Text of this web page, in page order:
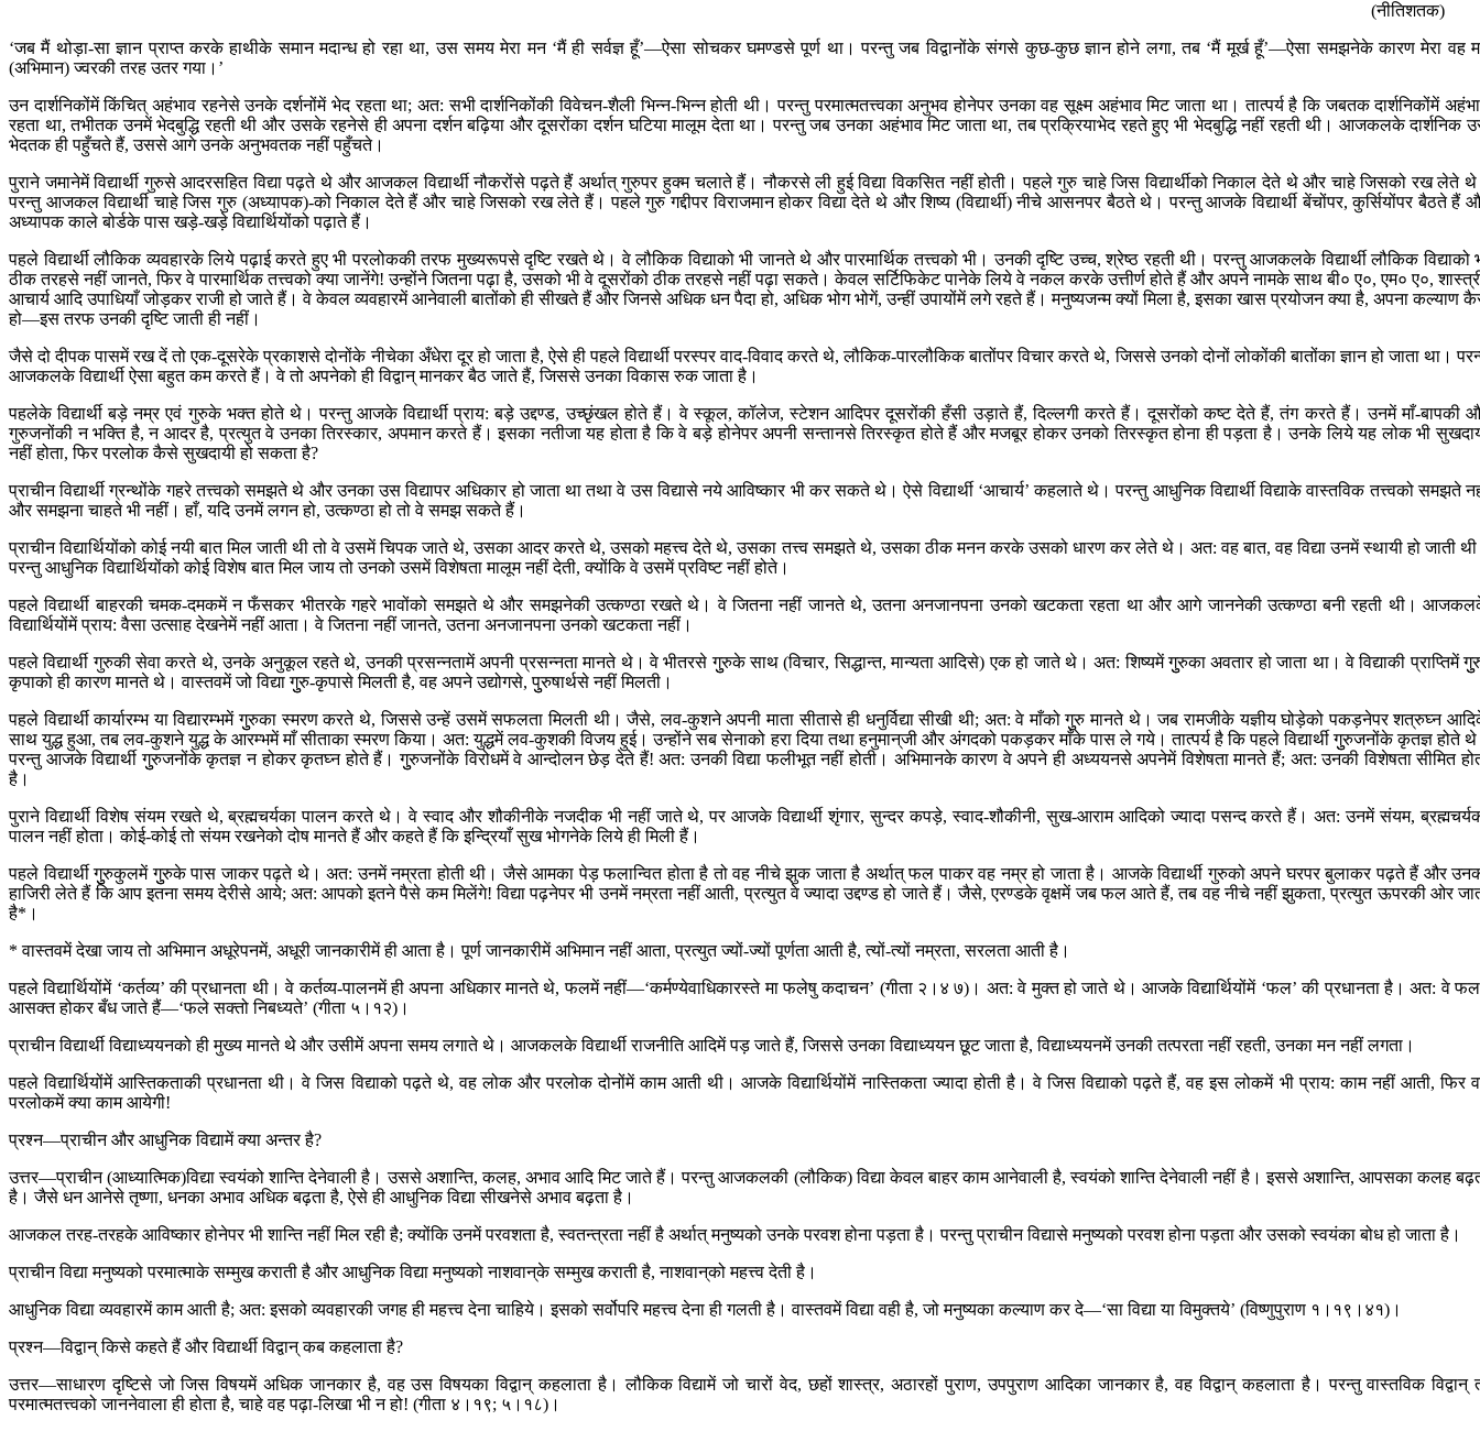
(नीतिशतक)
‘जब मैं थोड़ा-सा ज्ञान प्राप्त करके हाथीके समान मदान्ध हो रहा था, उस समय मेरा मन ‘मैं ही सर्वज्ञ हूँ’—ऐसा सोचकर घमण्डसे पूर्ण था। परन्तु जब विद्वानोंके संगसे कुछ-कुछ ज्ञान होने लगा, तब ‘मैं मूर्ख हूँ’—ऐसा समझनेके कारण मेरा वह
(अभिमान) ज्वरकी तरह उतर गया।’
उन दार्शनिकोंमें किंचित् अहंभाव रहनेसे उनके दर्शनोंमें भेद रहता था; अत: सभी दार्शनिकोंकी विवेचन-शैली भिन्न-भिन्न होती थी। परन्तु परमात्मतत्त्वका अनुभव होनेपर उनका वह सूक्ष्म अहंभाव मिट जाता था। तात्पर्य है कि जबतक दार्शनिकोंमें
रहता था, तभीतक उनमें भेदबुद्धि रहती थी और उसके रहनेसे ही अपना दर्शन बढ़िया और दूसरोंका दर्शन घटिया मालूम देता था। परन्तु जब उनका अहंभाव मिट जाता था, तब प्रक्रियाभेद रहते हुए भी भेदबुद्धि नहीं रहती थी। आजकलके दार्शनिक
भेदतक ही पहुँचते हैं, उससे आगे उनके अनुभवतक नहीं पहुँचते।
पुराने जमानेमें विद्यार्थी गुरुसे आदरसहित विद्या पढ़ते थे और आजकल विद्यार्थी नौकरोंसे पढ़ते हैं अर्थात् गुरुपर हुक्म चलाते हैं। नौकरसे ली हुई विद्या विकसित नहीं होती। पहले गुरु चाहे जिस विद्यार्थीको निकाल देते थे और चाहे जिसको रख लेते
परन्तु आजकल विद्यार्थी चाहे जिस गुरु (अध्यापक)-को निकाल देते हैं और चाहे जिसको रख लेते हैं। पहले गुरु गद्दीपर विराजमान होकर विद्या देते थे और शिष्य (विद्यार्थी) नीचे आसनपर बैठते थे। परन्तु आजके विद्यार्थी बेंचोंपर, कुर्सियोंपर बैठते हैं
अध्यापक काले बोर्डके पास खड़े-खड़े विद्यार्थियोंको पढ़ाते हैं।
पहले विद्यार्थी लौकिक व्यवहारके लिये पढ़ाई करते हुए भी परलोककी तरफ मुख्यरूपसे दृष्टि रखते थे। वे लौकिक विद्याको भी जानते थे और पारमार्थिक तत्त्वको भी। उनकी दृष्टि उच्च, श्रेष्ठ रहती थी। परन्तु आजकलके विद्यार्थी लौकिक विद्याको
ठीक तरहसे नहीं जानते, फिर वे पारमार्थिक तत्त्वको क्या जानेंगे! उन्होंने जितना पढ़ा है, उसको भी वे दूसरोंको ठीक तरहसे नहीं पढ़ा सकते। केवल सर्टिफिकेट पानेके लिये वे नकल करके उत्तीर्ण होते हैं और अपने नामके साथ बी० ए०, एम० ए०,
आचार्य आदि उपाधियाँ जोड़कर राजी हो जाते हैं। वे केवल व्यवहारमें आनेवाली बातोंको ही सीखते हैं और जिनसे अधिक धन पैदा हो, अधिक भोग भोगें, उन्हीं उपायोंमें लगे रहते हैं। मनुष्यजन्म क्यों मिला है, इसका खास प्रयोजन क्या है, अपना कल्याण
हो—इस तरफ उनकी दृष्टि जाती ही नहीं।
जैसे दो दीपक पासमें रख दें तो एक-दूसरेके प्रकाशसे दोनोंके नीचेका अँधेरा दूर हो जाता है, ऐसे ही पहले विद्यार्थी परस्पर वाद-विवाद करते थे, लौकिक-पारलौकिक बातोंपर विचार करते थे, जिससे उनको दोनों लोकोंकी बातोंका ज्ञान हो जाता था।
आजकलके विद्यार्थी ऐसा बहुत कम करते हैं। वे तो अपनेको ही विद्वान् मानकर बैठ जाते हैं, जिससे उनका विकास रुक जाता है।
पहलेके विद्यार्थी बड़े नम्र एवं गुरुके भक्त होते थे। परन्तु आजके विद्यार्थी प्राय: बड़े उद्दण्ड, उच्छृंखल होते हैं। वे स्कूल, कॉलेज, स्टेशन आदिपर दूसरोंकी हँसी उड़ाते हैं, दिल्लगी करते हैं। दूसरोंको कष्ट देते हैं, तंग करते हैं। उनमें माँ-बापकी
गुरुजनोंकी न भक्ति है, न आदर है, प्रत्युत वे उनका तिरस्कार, अपमान करते हैं। इसका नतीजा यह होता है कि वे बड़े होनेपर अपनी सन्तानसे तिरस्कृत होते हैं और मजबूर होकर उनको तिरस्कृत होना ही पड़ता है। उनके लिये यह लोक भी
नहीं होता, फिर परलोक कैसे सुखदायी हो सकता है?
प्राचीन विद्यार्थी ग्रन्थोंके गहरे तत्त्वको समझते थे और उनका उस विद्यापर अधिकार हो जाता था तथा वे उस विद्यासे नये आविष्कार भी कर सकते थे। ऐसे विद्यार्थी ‘आचार्य’ कहलाते थे। परन्तु आधुनिक विद्यार्थी विद्याके वास्तविक तत्त्वको समझते
और समझना चाहते भी नहीं। हाँ, यदि उनमें लगन हो, उत्कण्ठा हो तो वे समझ सकते हैं।
प्राचीन विद्यार्थियोंको कोई नयी बात मिल जाती थी तो वे उसमें चिपक जाते थे, उसका आदर करते थे, उसको महत्त्व देते थे, उसका तत्त्व समझते थे, उसका ठीक मनन करके उसको धारण कर लेते थे। अत: वह बात, वह विद्या उनमें स्थायी हो जाती
परन्तु आधुनिक विद्यार्थियोंको कोई विशेष बात मिल जाय तो उनको उसमें विशेषता मालूम नहीं देती, क्योंकि वे उसमें प्रविष्ट नहीं होते।
पहले विद्यार्थी बाहरकी चमक-दमकमें न फँसकर भीतरके गहरे भावोंको समझते थे और समझनेकी उत्कण्ठा रखते थे। वे जितना नहीं जानते थे, उतना अनजानपना उनको खटकता रहता था और आगे जाननेकी उत्कण्ठा बनी रहती थी।
विद्यार्थियोंमें प्राय: वैसा उत्साह देखनेमें नहीं आता। वे जितना नहीं जानते, उतना अनजानपना उनको खटकता नहीं।
पहले विद्यार्थी गुरुकी सेवा करते थे, उनके अनुकूल रहते थे, उनकी प्रसन्नतामें अपनी प्रसन्नता मानते थे। वे भीतरसे गुुरुके साथ (विचार, सिद्धान्त, मान्यता आदिसे) एक हो जाते थे। अत: शिष्यमें गुुरुका अवतार हो जाता था। वे विद्याकी प्राप्तिमें
कृपाको ही कारण मानते थे। वास्तवमें जो विद्या गुुरु-कृपासे मिलती है, वह अपने उद्योगसे, पुुरुषार्थसे नहीं मिलती।
पहले विद्यार्थी कार्यारम्भ या विद्यारम्भमें गुुरुका स्मरण करते थे, जिससे उन्हें उसमें सफलता मिलती थी। जैसे, लव-कुशने अपनी माता सीतासे ही धनुर्विद्या सीखी थी; अत: वे माँको गुुरु मानते थे। जब रामजीके यज्ञीय घोड़ेको पकड़नेपर शत्रुघ्न
साथ युद्ध हुआ, तब लव-कुशने युद्ध के आरम्भमें माँ सीताका स्मरण किया। अत: युद्धमें लव-कुशकी विजय हुई। उन्होंने सब सेनाको हरा दिया तथा हनुमान‍्जी और अंगदको पकड़कर माँके पास ले गये। तात्पर्य है कि पहले विद्यार्थी गुुरुजनोंके कृतज्ञ होते
परन्तु आजके विद्यार्थी गुुरुजनोंके कृतज्ञ न होकर कृतघ्न होते हैं। गुुरुजनोंके विरोधमें वे आन्दोलन छेड़ देते हैं! अत: उनकी विद्या फलीभूत नहीं होती। अभिमानके कारण वे अपने ही अध्ययनसे अपनेमें विशेषता मानते हैं; अत: उनकी विशेषता सीमित
है।
पुराने विद्यार्थी विशेष संयम रखते थे, ब्रह्मचर्यका पालन करते थे। वे स्वाद और शौकीनीके नजदीक भी नहीं जाते थे, पर आजके विद्यार्थी शृंगार, सुन्दर कपड़े, स्वाद-शौकीनी, सुख-आराम आदिको ज्यादा पसन्द करते हैं। अत: उनमें संयम,
पालन नहीं होता। कोई-कोई तो संयम रखनेको दोष मानते हैं और कहते हैं कि इन्द्रियाँ सुख भोगनेके लिये ही मिली हैं।
पहले विद्यार्थी गुुरुकुलमें गुुरुके पास जाकर पढ़ते थे। अत: उनमें नम्रता होती थी। जैसे आमका पेड़ फलान्वित होता है तो वह नीचे झुक जाता है अर्थात् फल पाकर वह नम्र हो जाता है। आजके विद्यार्थी गुरुको अपने घरपर बुलाकर पढ़ते हैं और
हाजिरी लेते हैं कि आप इतना समय देरीसे आये; अत: आपको इतने पैसे कम मिलेंगे! विद्या पढ़नेपर भी उनमें नम्रता नहीं आती, प्रत्युत वे ज्यादा उद्दण्ड हो जाते हैं। जैसे, एरण्डके वृक्षमें जब फल आते हैं, तब वह नीचे नहीं झुकता, प्रत्युत ऊपरकी ओर
है*।
* वास्तवमें देखा जाय तो अभिमान अधूरेपनमें, अधूरी जानकारीमें ही आता है। पूर्ण जानकारीमें अभिमान नहीं आता, प्रत्युत ज्यों-ज्यों पूर्णता आती है, त्यों-त्यों नम्रता, सरलता आती है।
पहले विद्यार्थियोंमें ‘कर्तव्य’ की प्रधानता थी। वे कर्तव्य-पालनमें ही अपना अधिकार मानते थे, फलमें नहीं—‘कर्मण्येवाधिकारस्ते मा फलेषु कदाचन’ (गीता २।४ ७)। अत: वे मुक्त हो जाते थे। आजके विद्यार्थियोंमें ‘फल’ की प्रधानता है। अत: वे
आसक्त होकर बँध जाते हैं—‘फले सक्तो निबध्यते’ (गीता ५।१२)।
प्राचीन विद्यार्थी विद्याध्ययनको ही मुख्य मानते थे और उसीमें अपना समय लगाते थे। आजकलके विद्यार्थी राजनीति आदिमें पड़ जाते हैं, जिससे उनका विद्याध्ययन छूट जाता है, विद्याध्ययनमें उनकी तत्परता नहीं रहती, उनका मन नहीं लगता।
पहले विद्यार्थियोंमें आस्तिकताकी प्रधानता थी। वे जिस विद्याको पढ़ते थे, वह लोक और परलोक दोनोंमें काम आती थी। आजके विद्यार्थियोंमें नास्तिकता ज्यादा होती है। वे जिस विद्याको पढ़ते हैं, वह इस लोकमें भी प्राय: काम नहीं आती, फिर
परलोकमें क्या काम आयेगी!
प्रश्न—प्राचीन और आधुनिक विद्यामें क्या अन्तर है?
उत्तर—प्राचीन (आध्यात्मिक)विद्या स्वयंको शान्ति देनेवाली है। उससे अशान्ति, कलह, अभाव आदि मिट जाते हैं। परन्तु आजकलकी (लौकिक) विद्या केवल बाहर काम आनेवाली है, स्वयंको शान्ति देनेवाली नहीं है। इससे अशान्ति, आपसका कलह
है। जैसे धन आनेसे तृष्णा, धनका अभाव अधिक बढ़ता है, ऐसे ही आधुनिक विद्या सीखनेसे अभाव बढ़ता है।
आजकल तरह-तरहके आविष्कार होनेपर भी शान्ति नहीं मिल रही है; क्योंकि उनमें परवशता है, स्वतन्त्रता नहीं है अर्थात् मनुष्यको उनके परवश होना पड़ता है। परन्तु प्राचीन विद्यासे मनुष्यको परवश होना पड़ता और उसको स्वयंका बोध हो जाता है।
प्राचीन विद्या मनुष्यको परमात्माके सम्मुख कराती है और आधुनिक विद्या मनुष्यको नाशवान‍्के सम्मुख कराती है, नाशवान‍्को महत्त्व देती है।
आधुनिक विद्या व्यवहारमें काम आती है; अत: इसको व्यवहारकी जगह ही महत्त्व देना चाहिये। इसको सर्वोपरि महत्त्व देना ही गलती है। वास्तवमें विद्या वही है, जो मनुष्यका कल्याण कर दे—‘सा विद्या या विमुक्तये’ (विष्णुपुराण १।१९।४१)।
प्रश्न—विद्वान् किसे कहते हैं और विद्यार्थी विद्वान् कब कहलाता है?
उत्तर—साधारण दृष्टिसे जो जिस विषयमें अधिक जानकार है, वह उस विषयका विद्वान् कहलाता है। लौकिक विद्यामें जो चारों वेद, छहों शास्त्र, अठारहों पुराण, उपपुराण आदिका जानकार है, वह विद्वान् कहलाता है। परन्तु वास्तविक विद्वान्
परमात्मतत्त्वको जाननेवाला ही होता है, चाहे वह पढ़ा-लिखा भी न हो! (गीता ४।१९; ५।१८)।